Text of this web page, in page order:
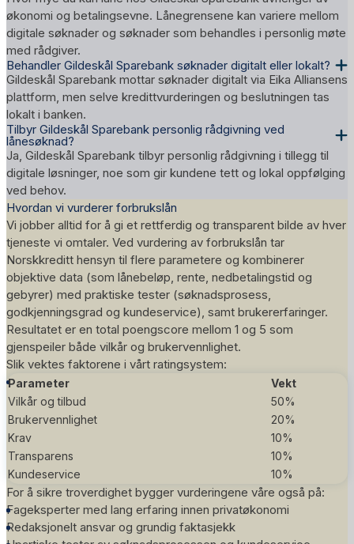
økonomi og betalingsevne. Lånegrensene kan variere mellom
digitale søknader og søknader som behandles i personlig møte
med rådgiver.
Behandler Gildeskål Sparebank søknader digitalt eller lokalt?
Gildeskål Sparebank mottar søknader digitalt via Eika Alliansens
plattform, men selve kredittvurderingen og beslutningen tas
lokalt i banken.
Tilbyr Gildeskål Sparebank personlig rådgivning ved
lånesøknad?
Ja, Gildeskål Sparebank tilbyr personlig rådgivning i tillegg til
digitale løsninger, noe som gir kundene tett og lokal oppfølging
ved behov.
Hvordan vi vurderer forbrukslån
Vi jobber alltid for å gi et rettferdig og transparent bilde av hver
tjeneste vi omtaler. Ved vurdering av forbrukslån tar
Norskkreditt hensyn til flere parametere og kombinerer
objektive data (som lånebeløp, rente, nedbetalingstid og
gebyrer) med praktiske tester (søknadsprosess,
godkjenningsgrad og kundeservice), samt brukererfaringer.
Resultatet er en total poengscore mellom 1 og 5 som
gjenspeiler både vilkår og brukervennlighet.
Slik vektes faktorene i vårt ratingsystem:
Parameter
Vekt
Vilkår og tilbud
50%
Brukervennlighet
20%
Krav
10%
Transparens
10%
Kundeservice
10%
For å sikre troverdighet bygger vurderingene våre også på:
Fageksperter med lang erfaring innen privatøkonomi
Redaksjonelt ansvar og grundig faktasjekk